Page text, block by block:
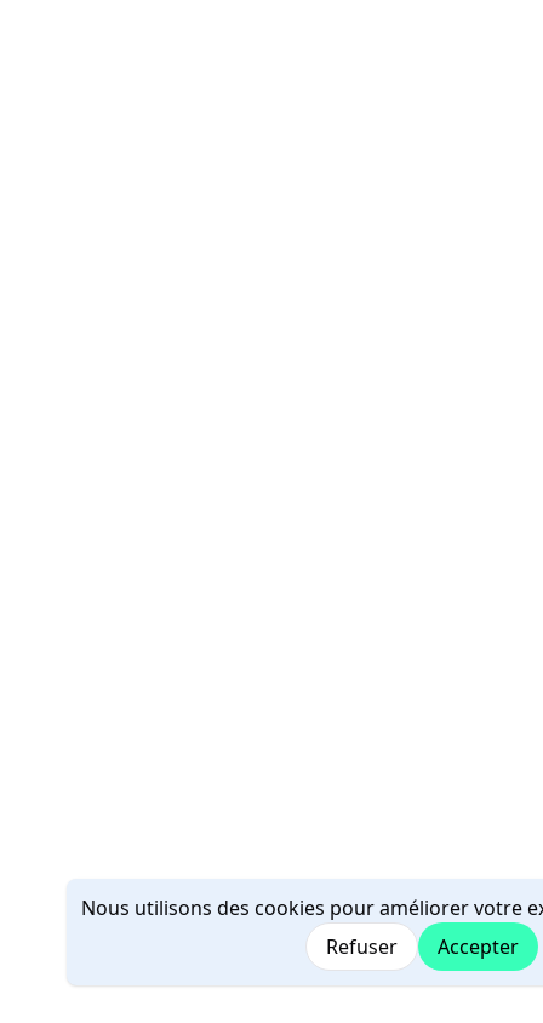
Nous utilisons des cookies pour améliorer votre
Refuser
Accepter